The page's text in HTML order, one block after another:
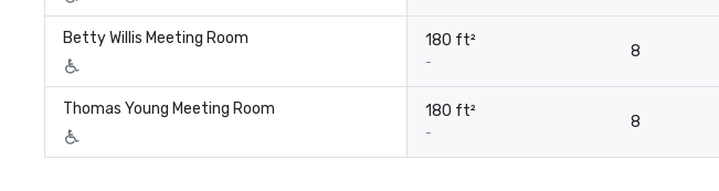
Betty Willis Meeting Room 180 ft²
-
8
Thomas Young Meeting Room 180 ft²
-
8